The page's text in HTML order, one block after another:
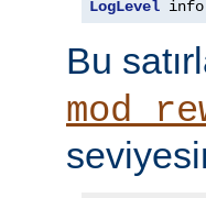
LogLevel
Bu